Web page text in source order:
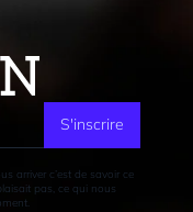
S'inscrire
arriver c’est de savoir ce
pas, ce qui nous